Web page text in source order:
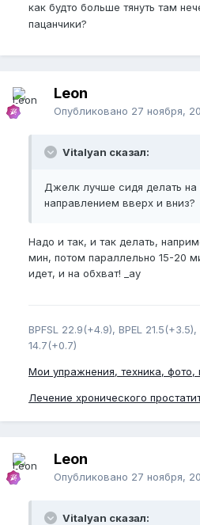
как будто больше тянуть там
пацанчики?
Leon
Опубликовано 27 ноября,
Vitalyan сказал:
Джелк лучше сидя делать на
направлением вверх и вниз?
Надо и так, и так делать,
мин, потом параллельно 15-20
идет, и на обхват! _ay
BPFSL 22.9(+4.9), BPEL 21.5(+3.5),
14.7(+0.7)
Мои упражнения, техника, фото,
Лечение хронического
Leon
Опубликовано 27 ноября,
Vitalyan сказал: